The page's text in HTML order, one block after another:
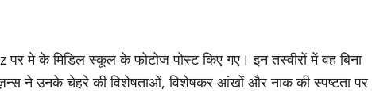
पर मे के मिडिल स्कूल के फोटोज पोस्ट किए गए। इन तस्वीरों में वह बिना
ने उनके चेहरे की विशेषताओं, विशेषकर आंखों और नाक की स्पष्टता पर